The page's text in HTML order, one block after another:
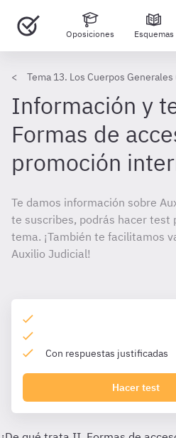
Oposiciones Esquemas
Tema 13. Los Cuerpos
Información y
Formas de
promoción
Te damos información sobre
te suscribes, podrás hacer test
tema. ¡También te facilitamos
Auxilio Judicial!
Con respuestas justificadas
Hacer test